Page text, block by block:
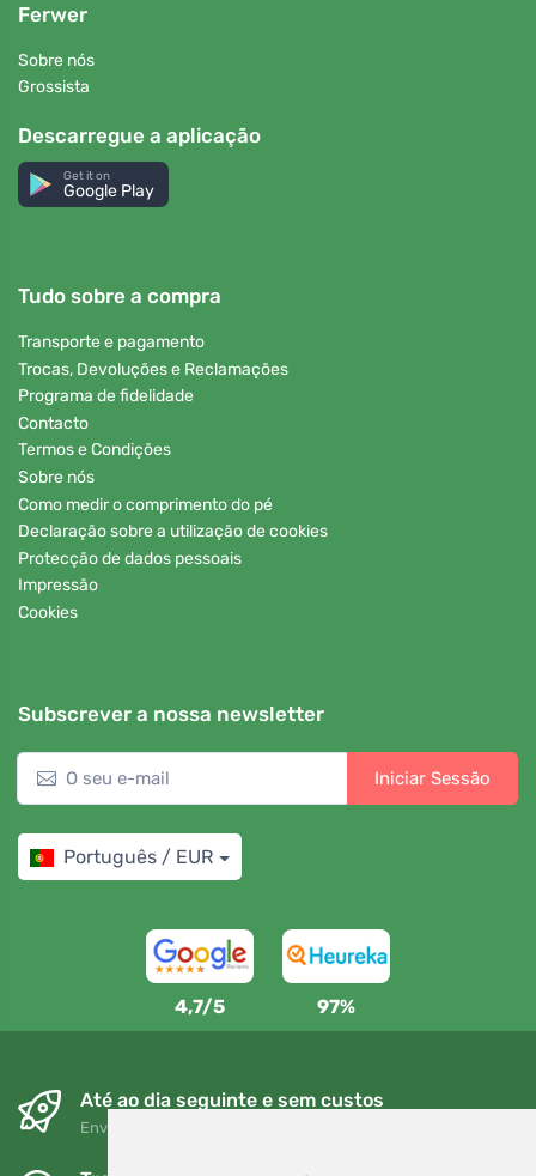
Ferwer
Sobre nós
Grossista
Descarregue a aplicação
Get it on
Google Play
Tudo sobre a compra
Transporte e pagamento
Trocas, Devoluções e Reclamações
Programa de fidelidade
Contacto
Termos e Condições
Sobre nós
Como medir o comprimento do pé
Declaração sobre a utilização de cookies
Protecção de dados pessoais
Impressão
Cookies
Subscrever a nossa newsletter
Iniciar Sessão
Português / EUR
4,7/5 97%
Até ao dia seguinte e sem custos
Envio gratuito para encomendas superiores a 80 EUR